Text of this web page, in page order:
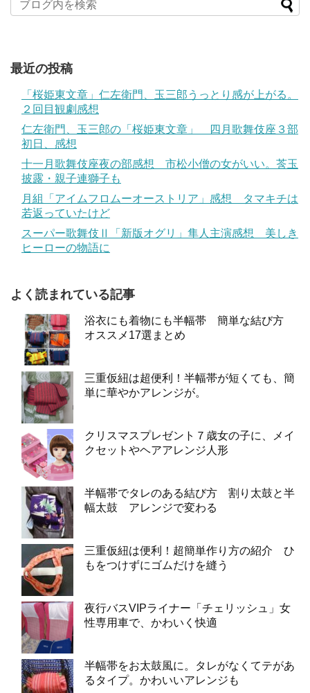
最近の投稿
「桜姫東文章」仁左衛門、玉三郎うっとり感が上がる。
２回目観劇感想
仁左衛門、玉三郎の「桜姫東文章」 四月歌舞伎座３部
初日、感想
十一月歌舞伎座夜の部感想 市松小僧の女がいい。莟玉
披露・親子連獅子も
月組「アイムフロムーオーストリア」感想 タマキチは
若返っていたけど
スーパー歌舞伎Ⅱ「新版オグリ」隼人主演感想 美しき
ヒーローの物語に
よく読まれている記事
浴衣にも着物にも半幅帯 簡単な結び方
オススメ17選まとめ
三重仮紐は超便利！半幅帯が短くても、簡
単に華やかアレンジが。
クリスマスプレゼント７歳女の子に、メイ
クセットやヘアアレンジ人形
半幅帯でタレのある結び方 割り太鼓と半
幅太鼓 アレンジで変わる
三重仮紐は便利！超簡単作り方の紹介 ひ
もをつけずにゴムだけを縫う
夜行バスVIPライナー「チェリッシュ」女
性専用車で、かわいく快適
半幅帯をお太鼓風に。タレがなくてテがあ
るタイプ。かわいいアレンジも